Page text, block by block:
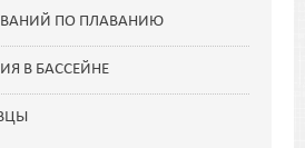
ПО ПЛАВАНИЮ
В БАССЕЙНЕ